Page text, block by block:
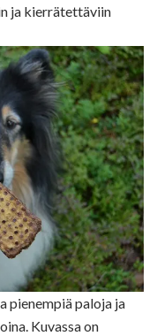
ja kierrätettäviin
pienempiä paloja ja
Kuvassa on